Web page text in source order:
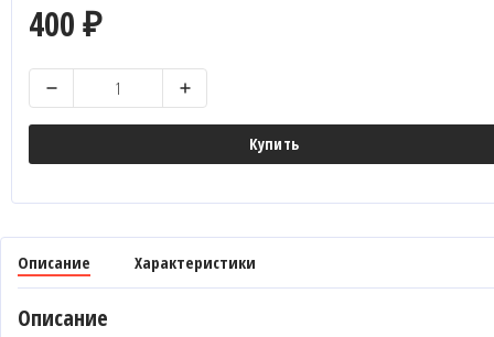
400 ₽
Купить
Описание Характеристики
Описание